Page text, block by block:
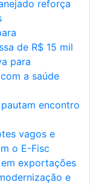
reforça
de R$ 15 mil
para
a saúde
encontro
vagos e
o E-Fisc
exportações
e